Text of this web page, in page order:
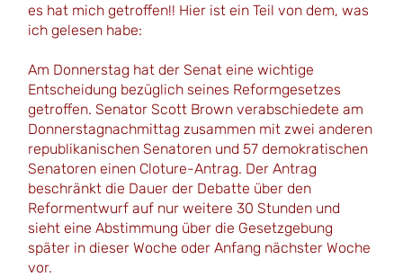
es hat mich getroffen!! Hier ist ein Teil von dem, was
ich gelesen habe:
Am Donnerstag hat der Senat eine wichtige
Entscheidung bezüglich seines Reformgesetzes
getroffen. Senator Scott Brown verabschiedete am
Donnerstagnachmittag zusammen mit zwei anderen
republikanischen Senatoren und 57 demokratischen
Senatoren einen Cloture-Antrag. Der Antrag
beschränkt die Dauer der Debatte über den
Reformentwurf auf nur weitere 30 Stunden und
sieht eine Abstimmung über die Gesetzgebung
später in dieser Woche oder Anfang nächster Woche
vor.